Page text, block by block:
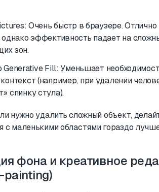
Очень быстр в браузере.
однако эффективность падает на
зон.
Generative Fill: Уменьшает
(например, при удалении
спинку стула).
нужно удалить сложный объект,
с маленькими областями гораздо
фона и креативное
painting)